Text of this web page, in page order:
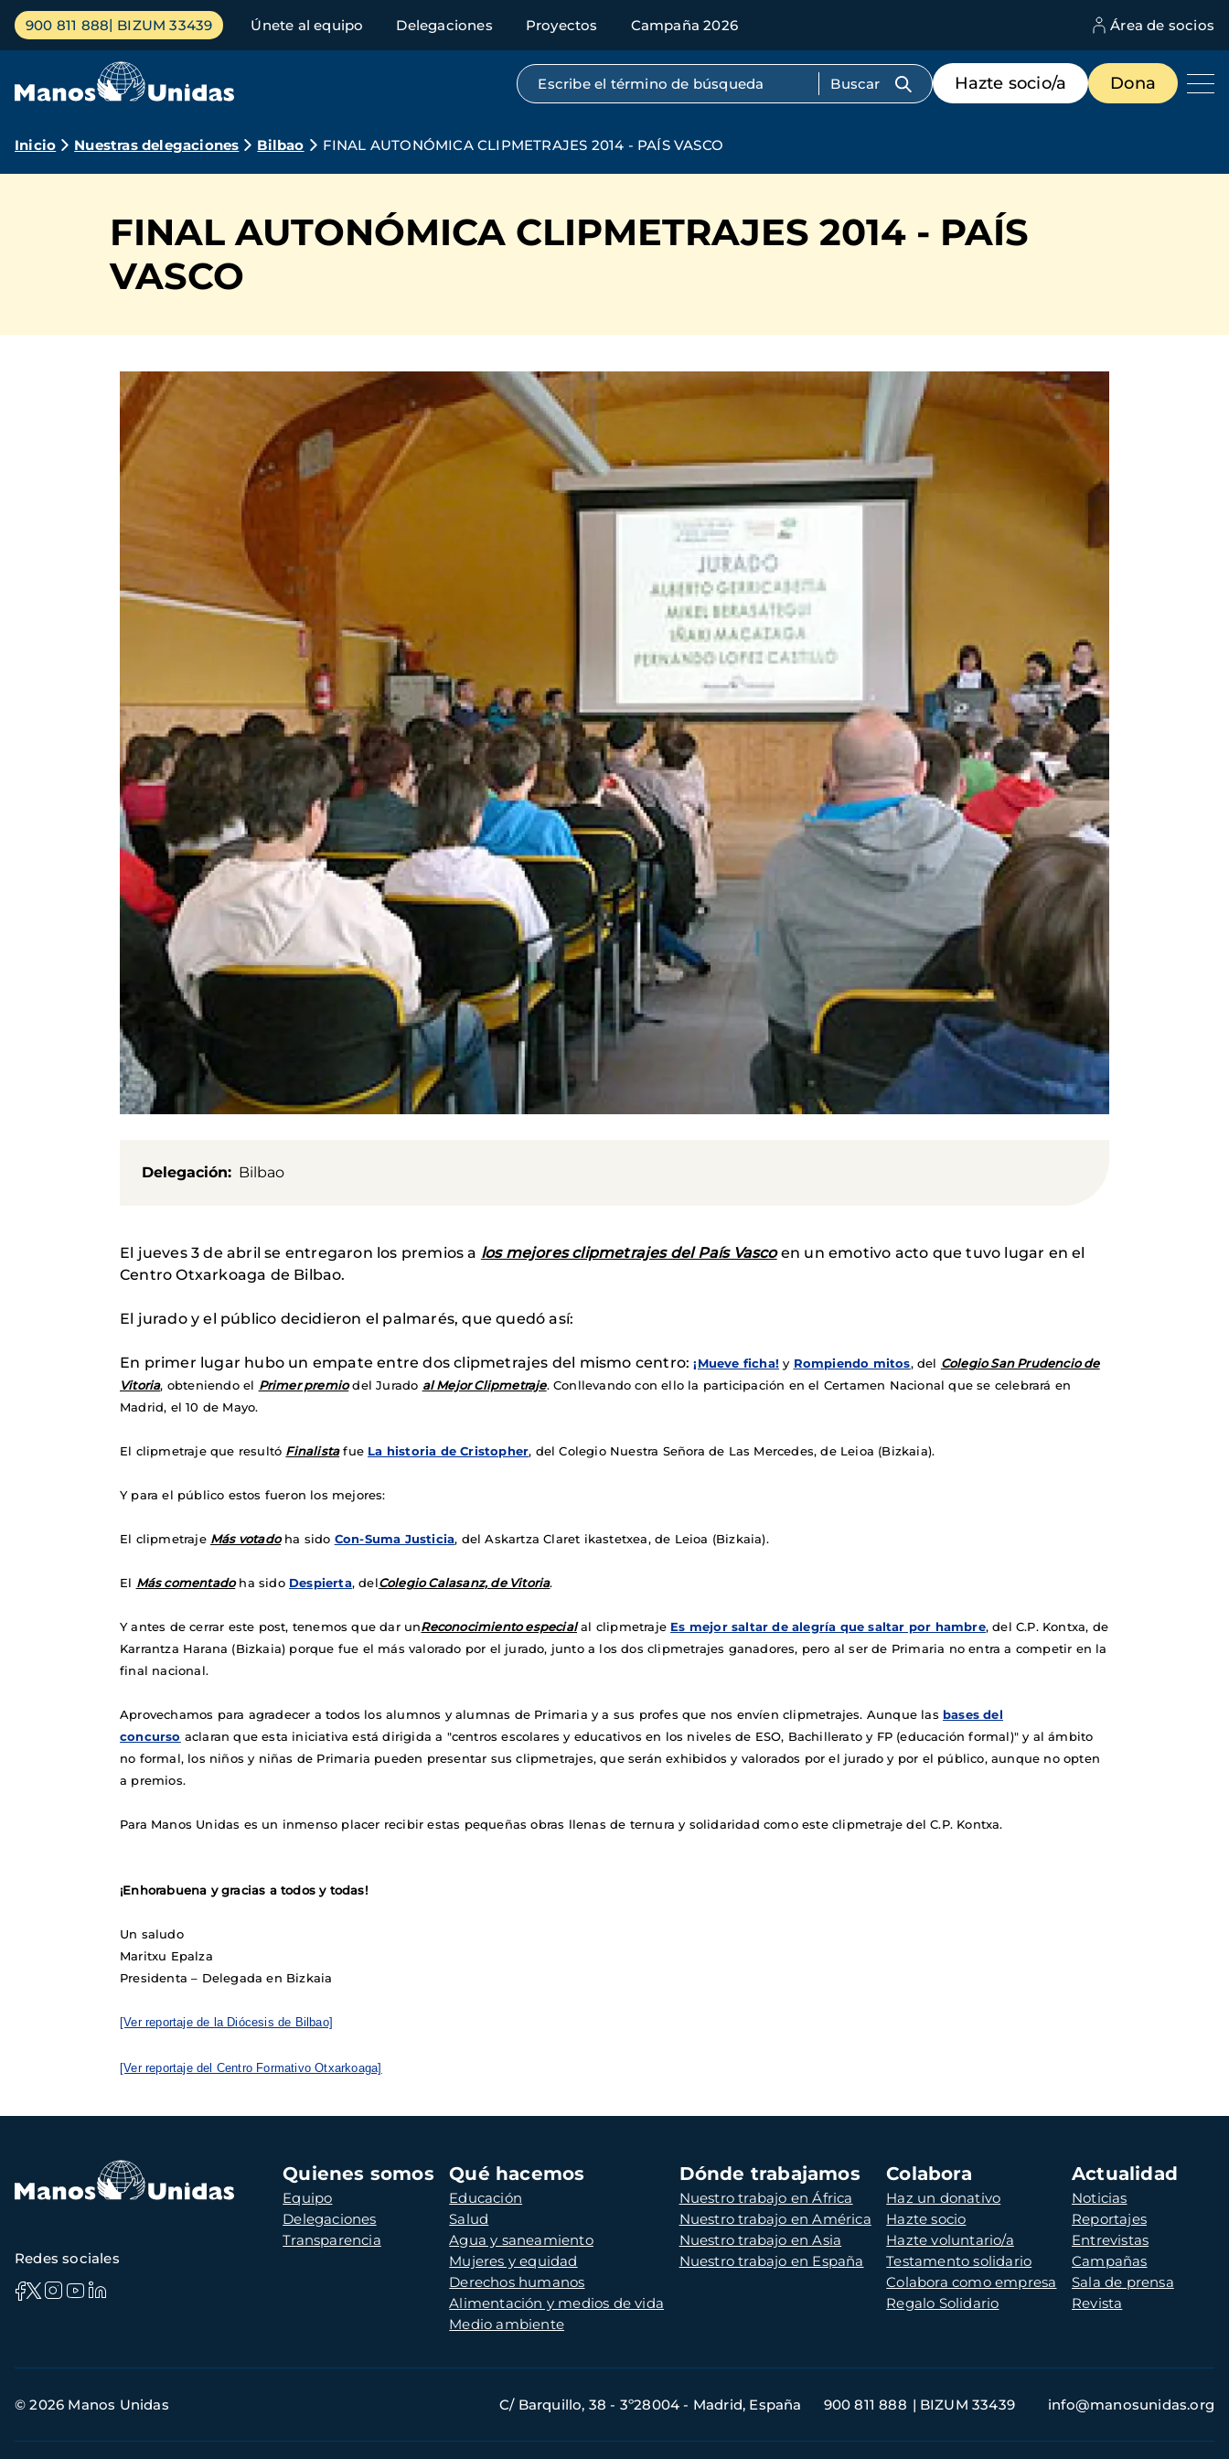
Pasar
contenido
Menú
principal
900 811 888 BIZUM 33439 Únete al equipo Delegaciones Proyectos Campaña 2026 Área de socios
Búsqueda por texto completo
Menú
de
destacados
Hazte socio/a Dona
Ruta
navegación
Inicio Nuestras delegaciones Bilbao FINAL AUTONÓMICA CLIPMETRAJES 2014 - PAÍS VASCO
FINAL AUTONÓMICA CLIPMETRAJES 2014 - PAÍS
VASCO
Delegación Bilbao
El jueves 3 de abril se entregaron los premios a los mejores clipmetrajes del País Vascoen un emotivo acto que tuvo lugar en el
Centro Otxarkoaga de Bilbao.
El jurado y el público decidieron el palmarés, que quedó así:
En primer lugar hubo un empate entre dos clipmetrajes del mismo centro:¡Mueve ficha! y Rompiendo mitos, del Colegio San Prudencio de
Vitoria, obteniendo el Primer premiodel Jurado al Mejor Clipmetraje. Conllevando con ello la participación en el Certamen Nacional que se celebrará en
Madrid, el 10 de Mayo.
El clipmetraje que resultó Finalistafue La historia de Cristopher, del Colegio Nuestra Señora de Las Mercedes, de Leioa (Bizkaia).
Y para el público estos fueron los mejores:
El clipmetraje Más votadoha sido Con-Suma Justicia, del Askartza Claret ikastetxea, de Leioa (Bizkaia).
El Más comentadoha sido Despierta, delColegio Calasanz, de Vitoria.
Y antes de cerrar este post, tenemos que dar unReconocimiento especialal clipmetraje Es mejor saltar de alegría que saltar por hambre, del C.P. Kontxa, de
Karrantza Harana (Bizkaia) porque fue el más valorado por el jurado, junto a los dos clipmetrajes ganadores, pero al ser de Primaria no entra a competir en la
final nacional.
Aprovechamos para agradecer a todos los alumnos y alumnas de Primaria y a sus profes que nos envíen clipmetrajes. Aunque las bases del
concurso aclaran que esta iniciativa está dirigida a "centros escolares y educativos en los niveles de ESO, Bachillerato y FP (educación formal)" y al ámbito
no formal, los niños y niñas de Primaria pueden presentar sus clipmetrajes, que serán exhibidos y valorados por el jurado y por el público, aunque no opten
a premios.
Para Manos Unidas es un inmenso placer recibir estas pequeñas obras llenas de ternura y solidaridad como este clipmetraje del C.P. Kontxa.
¡Enhorabuena y gracias a todos y todas!
Un saludo
Maritxu Epalza
Presidenta – Delegada en Bizkaia
[Ver reportaje de la Diócesis de Bilbao]
[Ver reportaje del Centro Formativo Otxarkoaga]
Navegación
principal
Quienes somos
Equipo
Delegaciones
Transparencia
Qué hacemos
Educación
Salud
Agua y saneamiento
Mujeres y equidad
Derechos humanos
Alimentación y medios de vida
Medio ambiente
Dónde trabajamos
Nuestro trabajo en África
Nuestro trabajo en América
Nuestro trabajo en Asia
Nuestro trabajo en España
Colabora
Haz un donativo
Hazte socio
Hazte voluntario/a
Testamento solidario
Colabora como empresa
Regalo Solidario
Actualidad
Noticias
Reportajes
Entrevistas
Campañas
Sala de prensa
Revista
Redes sociales
de
© 2026 Manos Unidas C/ Barquillo, 38 - 3º28004 - Madrid, España 900 811 888 BIZUM 33439 info@manosunidas.org